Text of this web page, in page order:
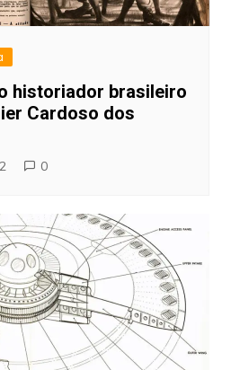
historiador brasileiro
Cardoso dos
0